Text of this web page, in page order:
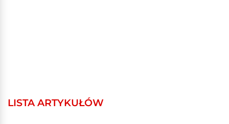
LISTA ARTYKUŁÓW